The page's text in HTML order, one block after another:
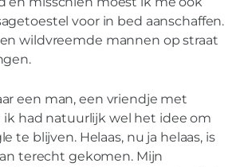
voor in bed aanschaffen.
wildvreemde mannen op straat
een man, een vriendje met
ik had natuurlijk wel het idee om
te blijven. Helaas, nu ja helaas, is
terecht gekomen. Mijn